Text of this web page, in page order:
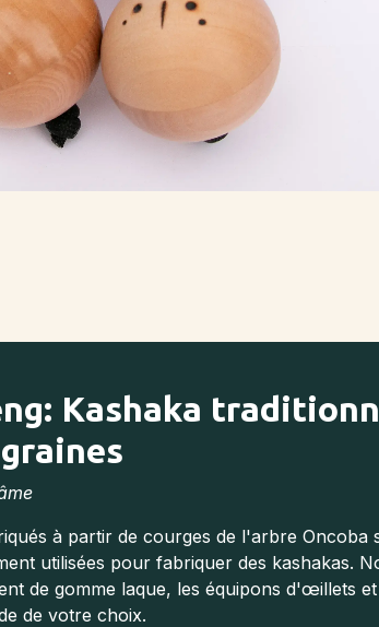
Kashaka
à partir de courges de l'arbre Oncoba
utilisées pour fabriquer des kashakas.
de gomme laque, les équipons d'œillets
de votre choix.